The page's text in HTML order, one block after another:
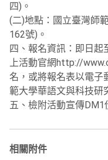
四)。
(二)地點：國立臺灣師
162號)。
四、報名資訊：即日起
上活動官網http://
名，或將報名表以電子
範大學華語文與科技研
五、檢附活動宣傳DM1
相關附件